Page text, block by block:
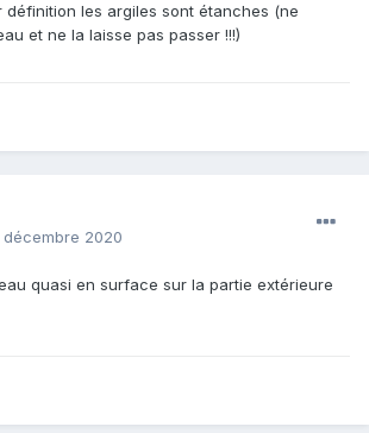
les argiles sont étanches (ne
et ne la laisse pas passer !!!)
décembre 2020
quasi en surface sur la partie extérieure